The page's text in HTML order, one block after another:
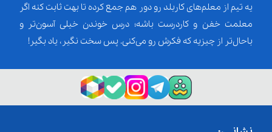
یه تیم از معلم‌‌های کاربلد رو دور هم جمع کرده تا بهت ثابت کنه اگر
معلمت خفن و کاردرست باشه؛ درس خوندن خیلی آسون‌تر و
باحال‌تر از چیزیه که فکرش رو می‌کنی. پس سخت نگیر، یاد بگیر!